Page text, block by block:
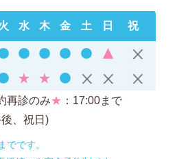
水 木 金 土 日 祝
再診のみ★ ：17:00まで
後、祝日)
です。